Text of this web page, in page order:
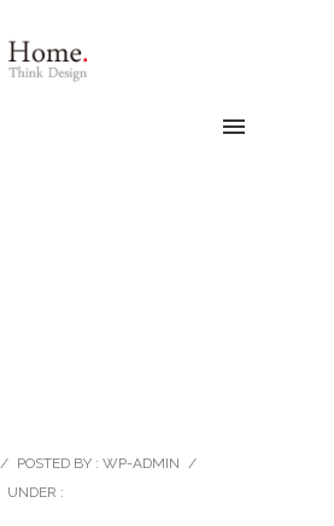
/ POSTED BY : WP-ADMIN /
UNDER :